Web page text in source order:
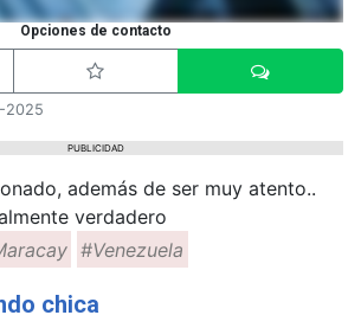
Opciones de contacto
2025
PUBLICIDAD
además de ser muy atento..
verdadero
#Venezuela
chica